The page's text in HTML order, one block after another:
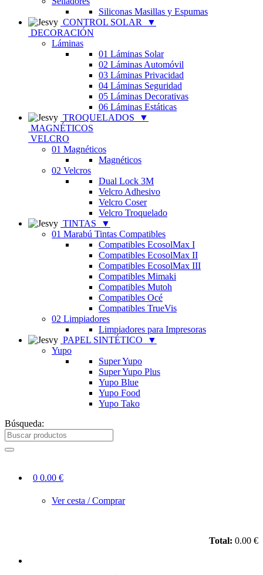
Siliconas Masillas y Espumas
CONTROL SOLAR
▼
DECORACIÓN
Láminas
01 Láminas Solar
02 Láminas Automóvil
03 Láminas Privacidad
04 Láminas Seguridad
05 Láminas Decorativas
06 Láminas Estáticas
TROQUELADOS
▼
MAGNÉTICOS
VELCRO
01 Magnéticos
Magnéticos
02 Velcros
Dual Lock 3M
Velcro Adhesivo
Velcro Coser
Velcro Troquelado
TINTAS
▼
01 Marabú Tintas Compatibles
Compatibles EcosolMax I
Compatibles EcosolMax II
Compatibles EcosolMax III
Compatibles Mimaki
Compatibles Mutoh
Compatibles Océ
Compatibles TrueVis
02 Limpiadores
Limpiadores para Impresoras
PAPEL SINTÉTICO
▼
Yupo
Super Yupo
Super Yupo Plus
Yupo Blue
Yupo Food
Yupo Tako
Búsqueda:
0 0.00 €
Ver cesta / Comprar
Total: 0.00 €